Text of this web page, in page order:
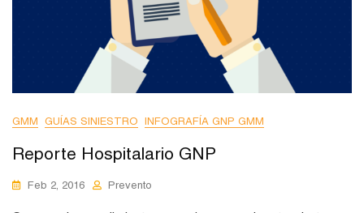
GMM GUÍAS SINIESTRO INFOGRAFÍA GNP GMM
Reporte Hospitalario GNP
Feb 2, 2016 Prevento